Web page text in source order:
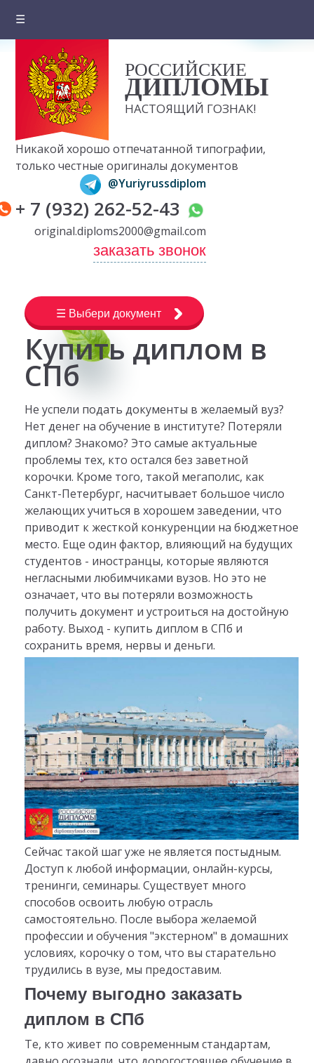
☰
О компании
Цены на документы
Вопросы и ответы
Отзывы клиентов
Оплата и доставка
Контакты
РОССИЙСКИЕ
ДИПЛОМЫ
НАСТОЯЩИЙ ГОЗНАК!
Никакой хорошо отпечатанной типографии,
только честные оригиналы документов
@Yuriyrussdiplom
+ 7 (932) 262-52-43
original.diploms2000@gmail.com
заказать звонок
☰ Выбери документ
Купить диплом в
СПб
Не успели подать документы в желаемый вуз?
Нет денег на обучение в институте? Потеряли
диплом? Знакомо? Это самые актуальные
проблемы тех, кто остался без заветной
корочки. Кроме того, такой мегаполис, как
Санкт-Петербург, насчитывает большое число
желающих учиться в хорошем заведении, что
приводит к жесткой конкуренции на бюджетное
место. Еще один фактор, влияющий на будущих
студентов - иностранцы, которые являются
негласными любимчиками вузов. Но это не
означает, что вы потеряли возможность
получить документ и устроиться на достойную
работу. Выход - купить диплом в СПб и
сохранить время, нервы и деньги.
Сейчас такой шаг уже не является постыдным.
Доступ к любой информации, онлайн-курсы,
тренинги, семинары. Существует много
способов освоить любую отрасль
самостоятельно. После выбора желаемой
профессии и обучения "экстерном" в домашних
условиях, корочку о том, что вы старательно
трудились в вузе, мы предоставим.
Почему выгодно заказать
диплом в СПб
Те, кто живет по современным стандартам,